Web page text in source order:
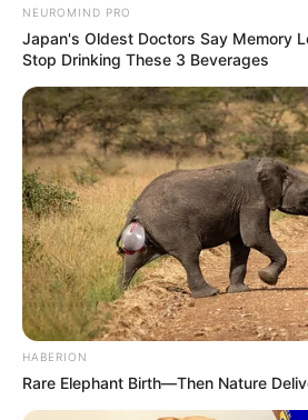
Politics
Bollywood
Crime
Vadodara
Delhi
Money
Sport
Story
Uncategorized
Gandhinagar
Auto
Stock Market
NEUROMIND PRO
Japan's Oldest Doctors Say Memory
Stop Drinking These 3 Beverages
HABERION
Rare Elephant Birth—Then Nature